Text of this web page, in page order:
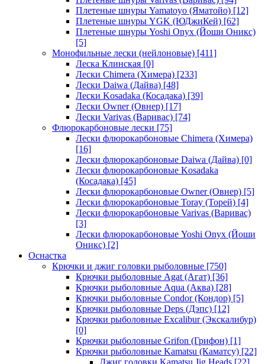
Плетеные шнуры Yamatoyo (Яматойо) [12]
Плетеные шнуры YGK (ЮДжиКей) [62]
Плетеные шнуры Yoshi Onyx (Йоши Оникс)
[5]
Монофильные лески (нейлоновые) [411]
Леска Клинская [0]
Лески Chimera (Химера) [233]
Лески Daiwa (Дайва) [48]
Лески Kosadaka (Косадака) [39]
Лески Owner (Овнер) [17]
Лески Varivas (Варивас) [74]
Флюрокарбоновые лески [75]
Лески флюрокарбоновые Chimera (Химера)
[16]
Лески флюрокарбоновые Daiwa (Дайва) [0]
Лески флюрокарбоновые Kosadaka
(Косадака) [45]
Лески флюрокарбоновые Owner (Овнер) [5]
Лески флюрокарбоновые Toray (Торей) [4]
Лески флюрокарбоновые Varivas (Варивас)
[3]
Лески флюрокарбоновые Yoshi Onyx (Йоши
Оникс) [2]
Оснастка
Крючки и джиг головки рыболовные [750]
Крючки рыболовные Agat (Агат) [36]
Крючки рыболовные Aqua (Аква) [28]
Крючки рыболовные Condor (Кондор) [5]
Крючки рыболовные Deps (Дэпс) [12]
Крючки рыболовные Excalibur (Экскалибур)
[0]
Крючки рыболовные Grifon (Грифон) [1]
Крючки рыболовные Kamatsu (Каматсу) [22]